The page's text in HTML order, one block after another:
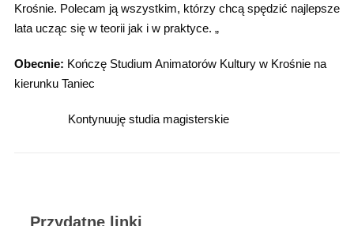
Krośnie. Polecam ją wszystkim, którzy chcą spędzić najlepsze
lata ucząc się w teorii jak i w praktyce. „
Obecnie: Kończę Studium Animatorów Kultury w Krośnie na
kierunku Taniec
Kontynuuję studia magisterskie
Przydatne linki